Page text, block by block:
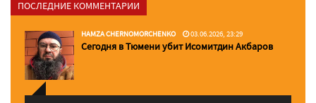
ПОСЛЕДНИЕ КОММЕНТАРИИ
HAMZA CHERNOMORCHENKO 03.06.2026, 23:29
Сегодня в Тюмени убит Исомитдин Акбаров